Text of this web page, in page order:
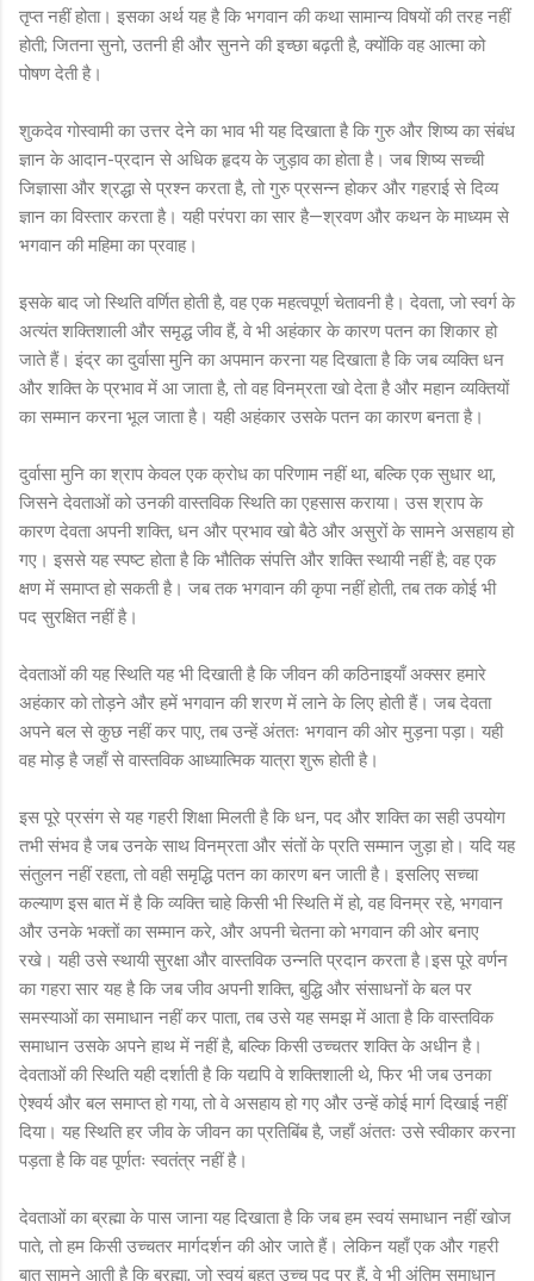
तृप्त नहीं होता। इसका अर्थ यह है कि भगवान की कथा सामान्य विषयों की तरह नहीं
होती; जितना सुनो, उतनी ही और सुनने की इच्छा बढ़ती है, क्योंकि वह आत्मा को
पोषण देती है।
शुकदेव गोस्वामी का उत्तर देने का भाव भी यह दिखाता है कि गुरु और शिष्य का संबंध
ज्ञान के आदान-प्रदान से अधिक हृदय के जुड़ाव का होता है। जब शिष्य सच्ची
जिज्ञासा और श्रद्धा से प्रश्न करता है, तो गुरु प्रसन्न होकर और गहराई से दिव्य
ज्ञान का विस्तार करता है। यही परंपरा का सार है—श्रवण और कथन के माध्यम से
भगवान की महिमा का प्रवाह।
इसके बाद जो स्थिति वर्णित होती है, वह एक महत्वपूर्ण चेतावनी है। देवता, जो स्वर्ग के
अत्यंत शक्तिशाली और समृद्ध जीव हैं, वे भी अहंकार के कारण पतन का शिकार हो
जाते हैं। इंद्र का दुर्वासा मुनि का अपमान करना यह दिखाता है कि जब व्यक्ति धन
और शक्ति के प्रभाव में आ जाता है, तो वह विनम्रता खो देता है और महान व्यक्तियों
का सम्मान करना भूल जाता है। यही अहंकार उसके पतन का कारण बनता है।
दुर्वासा मुनि का श्राप केवल एक क्रोध का परिणाम नहीं था, बल्कि एक सुधार था,
जिसने देवताओं को उनकी वास्तविक स्थिति का एहसास कराया। उस श्राप के
कारण देवता अपनी शक्ति, धन और प्रभाव खो बैठे और असुरों के सामने असहाय हो
गए। इससे यह स्पष्ट होता है कि भौतिक संपत्ति और शक्ति स्थायी नहीं है; वह एक
क्षण में समाप्त हो सकती है। जब तक भगवान की कृपा नहीं होती, तब तक कोई भी
पद सुरक्षित नहीं है।
देवताओं की यह स्थिति यह भी दिखाती है कि जीवन की कठिनाइयाँ अक्सर हमारे
अहंकार को तोड़ने और हमें भगवान की शरण में लाने के लिए होती हैं। जब देवता
अपने बल से कुछ नहीं कर पाए, तब उन्हें अंततः भगवान की ओर मुड़ना पड़ा। यही
वह मोड़ है जहाँ से वास्तविक आध्यात्मिक यात्रा शुरू होती है।
इस पूरे प्रसंग से यह गहरी शिक्षा मिलती है कि धन, पद और शक्ति का सही उपयोग
तभी संभव है जब उनके साथ विनम्रता और संतों के प्रति सम्मान जुड़ा हो। यदि यह
संतुलन नहीं रहता, तो वही समृद्धि पतन का कारण बन जाती है। इसलिए सच्चा
कल्याण इस बात में है कि व्यक्ति चाहे किसी भी स्थिति में हो, वह विनम्र रहे, भगवान
और उनके भक्तों का सम्मान करे, और अपनी चेतना को भगवान की ओर बनाए
रखे। यही उसे स्थायी सुरक्षा और वास्तविक उन्नति प्रदान करता है।इस पूरे वर्णन
का गहरा सार यह है कि जब जीव अपनी शक्ति, बुद्धि और संसाधनों के बल पर
समस्याओं का समाधान नहीं कर पाता, तब उसे यह समझ में आता है कि वास्तविक
समाधान उसके अपने हाथ में नहीं है, बल्कि किसी उच्चतर शक्ति के अधीन है।
देवताओं की स्थिति यही दर्शाती है कि यद्यपि वे शक्तिशाली थे, फिर भी जब उनका
ऐश्वर्य और बल समाप्त हो गया, तो वे असहाय हो गए और उन्हें कोई मार्ग दिखाई नहीं
दिया। यह स्थिति हर जीव के जीवन का प्रतिबिंब है, जहाँ अंततः उसे स्वीकार करना
पड़ता है कि वह पूर्णतः स्वतंत्र नहीं है।
देवताओं का ब्रह्मा के पास जाना यह दिखाता है कि जब हम स्वयं समाधान नहीं खोज
पाते, तो हम किसी उच्चतर मार्गदर्शन की ओर जाते हैं। लेकिन यहाँ एक और गहरी
बात सामने आती है कि ब्रह्मा, जो स्वयं बहुत उच्च पद पर हैं, वे भी अंतिम समाधान